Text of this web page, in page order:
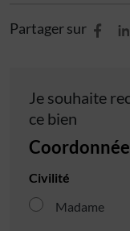
Partager sur
Je souhaite
ce bien
Civilité
Madame